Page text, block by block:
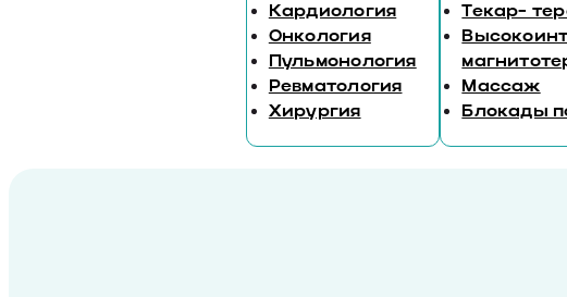
Кардиология
Онкология
Пульмонология
Ревматология
Хирургия
Текар-
Массаж
Блокады